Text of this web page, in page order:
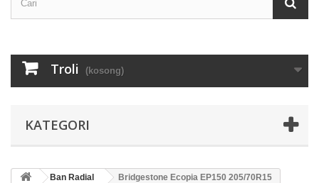
Troli (kosong)
KATEGORI
Ban Radial Bridgestone Ecopia EP150 205/70R15